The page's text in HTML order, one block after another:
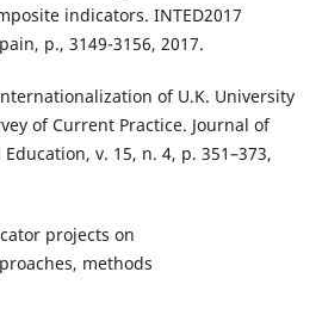
indicators. INTED2017
p., 3149-3156, 2017.
Internationalization of U.K. University
of Current Practice. Journal of
v. 15, n. 4, p. 351–373,
projects on
methods